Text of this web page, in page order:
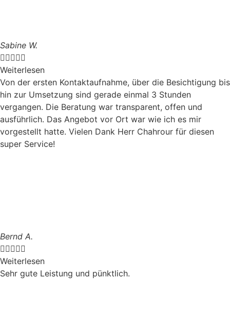
Sabine W.

Weiterlesen
Von der ersten Kontaktaufnahme, über die Besichtigung bis
hin zur Umsetzung sind gerade einmal 3 Stunden
vergangen. Die Beratung war transparent, offen und
ausführlich. Das Angebot vor Ort war wie ich es mir
vorgestellt hatte. Vielen Dank Herr Chahrour für diesen
super Service!
Bernd A.

Weiterlesen
Sehr gute Leistung und pünktlich.